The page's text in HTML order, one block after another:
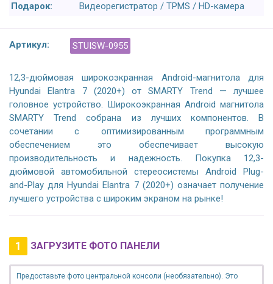
Подарок:
Видеорегистратор / TPMS / HD-камера
Артикул: STUISW-0955
12,3-дюймовая широкоэкранная Android-магнитола для
Hyundai Elantra 7 (2020+) от SMARTY Trend — лучшее
головное устройство. Широкоэкранная Android магнитола
SMARTY Trend собрана из лучших компонентов. В
сочетании с оптимизированным программным
обеспечением это обеспечивает высокую
производительность и надежность. Покупка 12,3-
дюймовой автомобильной стереосистемы Android Plug-
and-Play для Hyundai Elantra 7 (2020+) означает получение
лучшего устройства с широким экраном на рынке!
1 ЗАГРУЗИТЕ ФОТО ПАНЕЛИ
Предоставьте фото центральной консоли (необязательно). Это